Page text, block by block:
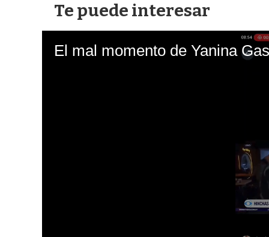
Te puede interesar